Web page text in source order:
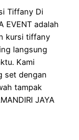
Tiffany Di
EVENT adalah
kursi tiffany
langsung
Kami
set dengan
tampak
JAYA